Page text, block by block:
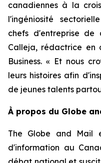
canadiennes à la
l'ingéniosité
chefs d'entreprise
Calleja, rédactrice en
Business. « Et nous
leurs histoires afin
de jeunes talents
À propos du Globe
The Globe and Mail
d'information au